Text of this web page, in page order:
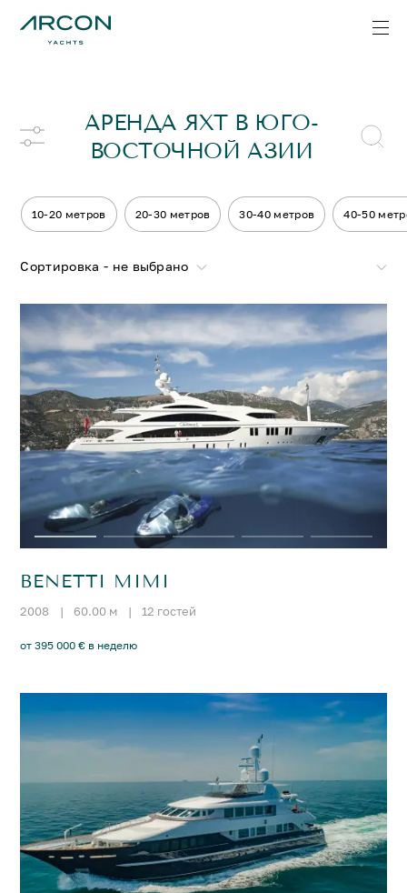
АРЕНДА ЯХТ В ЮГО-
ВОСТОЧНОЙ АЗИИ
10-20 метров 20-30 метров 30-40 метров 40-50
Сортировка - не выбрано
BENETTI MIMI
2008 | 60.00 м | 12 гостей
от 395 000 € в неделю